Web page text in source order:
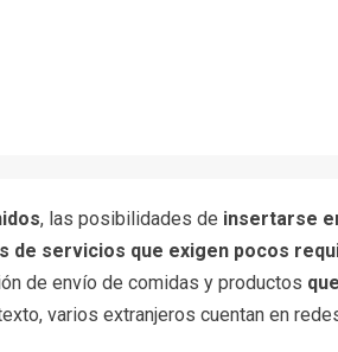
, las posibilidades de insertarse
de servicios que exigen pocos
de envío de comidas y productos
varios extranjeros cuentan en